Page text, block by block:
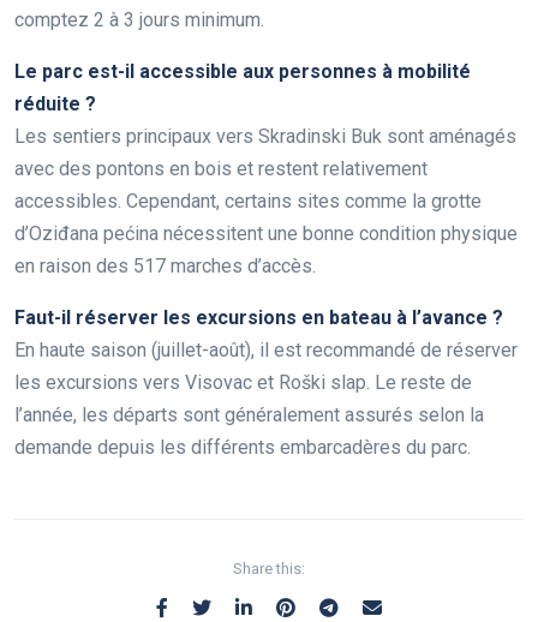
comptez 2 à 3 jours minimum.
Le parc est-il accessible aux personnes à mobilité
réduite ?
Les sentiers principaux vers Skradinski Buk sont aménagés
avec des pontons en bois et restent relativement
accessibles. Cependant, certains sites comme la grotte
d’Oziđana pećina nécessitent une bonne condition physique
en raison des 517 marches d’accès.
Faut-il réserver les excursions en bateau à l’avance ?
En haute saison (juillet-août), il est recommandé de réserver
les excursions vers Visovac et Roški slap. Le reste de
l’année, les départs sont généralement assurés selon la
demande depuis les différents embarcadères du parc.
Share this: